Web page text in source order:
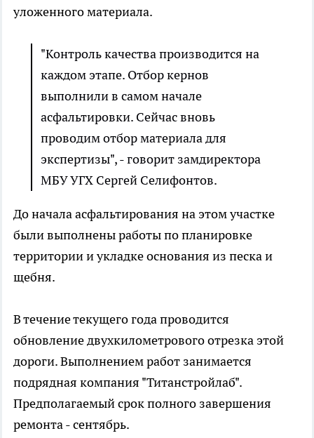
уложенного материала.
"Контроль качества производится на
каждом этапе. Отбор кернов
выполнили в самом начале
асфальтировки. Сейчас вновь
проводим отбор материала для
экспертизы", - говорит замдиректора
МБУ УГХ Сергей Селифонтов.
До начала асфальтирования на этом участке
были выполнены работы по планировке
территории и укладке основания из песка и
щебня.
В течение текущего года проводится
обновление двухкилометрового отрезка этой
дороги. Выполнением работ занимается
подрядная компания "Титанстройлаб".
Предполагаемый срок полного завершения
ремонта - сентябрь.